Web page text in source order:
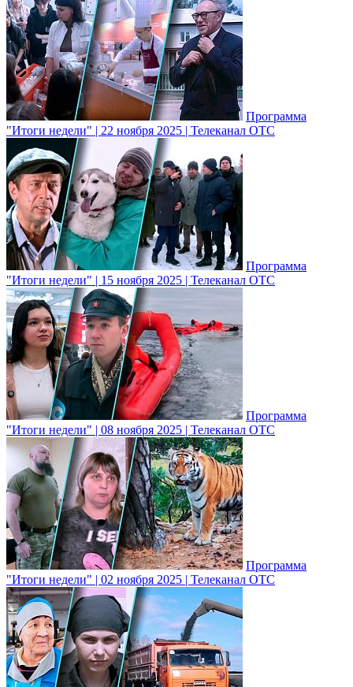
Программа
"Итоги недели" | 22 ноября 2025 | Телеканал ОТС
Программа
"Итоги недели" | 15 ноября 2025 | Телеканал ОТС
Программа
"Итоги недели" | 08 ноября 2025 | Телеканал ОТС
Программа
"Итоги недели" | 02 ноября 2025 | Телеканал ОТС